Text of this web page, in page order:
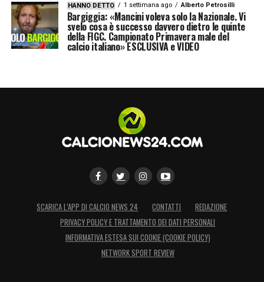
HANNO DETTO 1 settimana ago Alberto Petrosilli
Bargiggia: «Mancini voleva solo la Nazionale. Vi
svelo cosa è successo davvero dietro le quinte
della FIGC. Campionato Primavera male del
calcio italiano» ESCLUSIVA e VIDEO
SCARICA L’APP DI CALCIO NEWS 24 CONTATTI
REDAZIONE
PRIVACY POLICY E TRATTAMENTO DEI DATI PERSONALI
INFORMATIVA ESTESA SUI COOKIE (COOKIE POLICY)
NETWORK SPORT REVIEW